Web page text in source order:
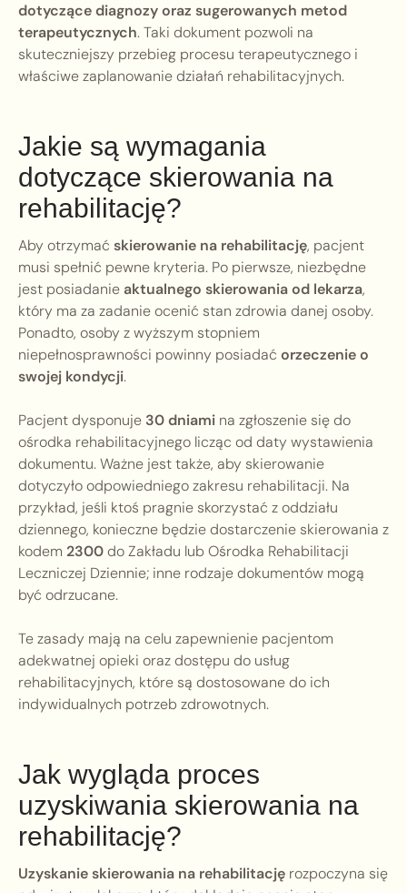
dotyczące diagnozy oraz sugerowanych metod
terapeutycznych. Taki dokument pozwoli na
skuteczniejszy przebieg procesu terapeutycznego i
właściwe zaplanowanie działań rehabilitacyjnych.
Jakie są wymagania
dotyczące skierowania na
rehabilitację?
Aby otrzymać skierowanie na rehabilitację, pacjent
musi spełnić pewne kryteria. Po pierwsze, niezbędne
jest posiadanieaktualnego skierowania od lekarza,
który ma za zadanie ocenić stan zdrowia danej osoby.
Ponadto, osoby z wyższym stopniem
niepełnosprawności powinny posiadać orzeczenie o
swojej kondycji.
Pacjent dysponuje 30 dniami na zgłoszenie się do
ośrodka rehabilitacyjnego licząc od daty wystawienia
dokumentu. Ważne jest także, aby skierowanie
dotyczyło odpowiedniego zakresu rehabilitacji. Na
przykład, jeśli ktoś pragnie skorzystać z oddziału
dziennego, konieczne będzie dostarczenie skierowania z
kodem 2300do Zakładu lub Ośrodka Rehabilitacji
Leczniczej Dziennie; inne rodzaje dokumentów mogą
być odrzucane.
Te zasady mają na celu zapewnienie pacjentom
adekwatnej opieki oraz dostępu do usług
rehabilitacyjnych, które są dostosowane do ich
indywidualnych potrzeb zdrowotnych.
Jak wygląda proces
uzyskiwania skierowania na
rehabilitację?
Uzyskanie skierowania na rehabilitację rozpoczyna się